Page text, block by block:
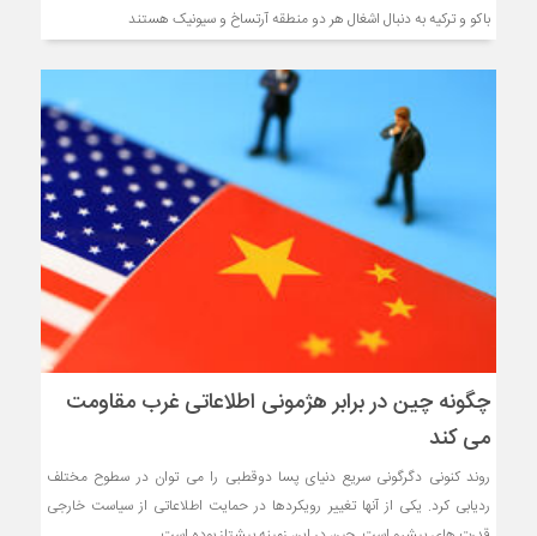
باکو و ترکیه به دنبال اشغال هر دو منطقه آرتساخ و سیونیک هستند
چگونه چین در برابر هژمونی اطلاعاتی غرب مقاومت
می کند
روند کنونی دگرگونی سریع دنیای پسا دوقطبی را می توان در سطوح مختلف
ردیابی کرد. یکی از آنها تغییر رویکردها در حمایت اطلاعاتی از سیاست خارجی